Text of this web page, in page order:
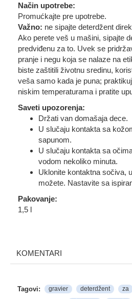
Način upotrebe:
Promućkajte pre upotrebe.
Važno: ne sipajte deterdžent
Ako perete veš u mašini, sipajte
predviđenu za to. Uvek se
pranje i negu koja se nalaze na
biste zaštitili životnu sredinu,
veša samo kada je puna;
niskim temperaturama i pratite
Saveti upozorenja:
Držati van domašaja dece.
U slučaju kontakta sa
sapunom.
U slučaju kontakta sa
vodom nekoliko minuta.
Uklonite kontaktna sočiva,
možete. Nastavite sa
Pakovanje:
1,5 l
KOMENTARI
Tagovi: gravier deterdžent za